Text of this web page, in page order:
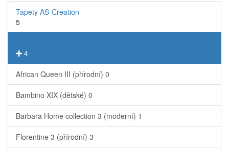
Tapety AS-Creation
5
4
African Queen III (přírodní) 0
Bambino XIX (dětské) 0
Barbara Home collection 3 (moderní) 1
Florentine 3 (přírodní) 3